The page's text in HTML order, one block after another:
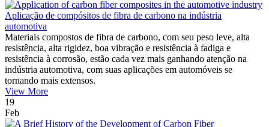
Aplicação de compósitos de fibra de carbono na indústria
automotiva
Materiais compostos de fibra de carbono, com seu peso leve, alta
resistência, alta rigidez, boa vibração e resistência à fadiga e
resistência à corrosão, estão cada vez mais ganhando atenção na
indústria automotiva, com suas aplicações em automóveis se
tornando mais extensos.
View More
19
Feb